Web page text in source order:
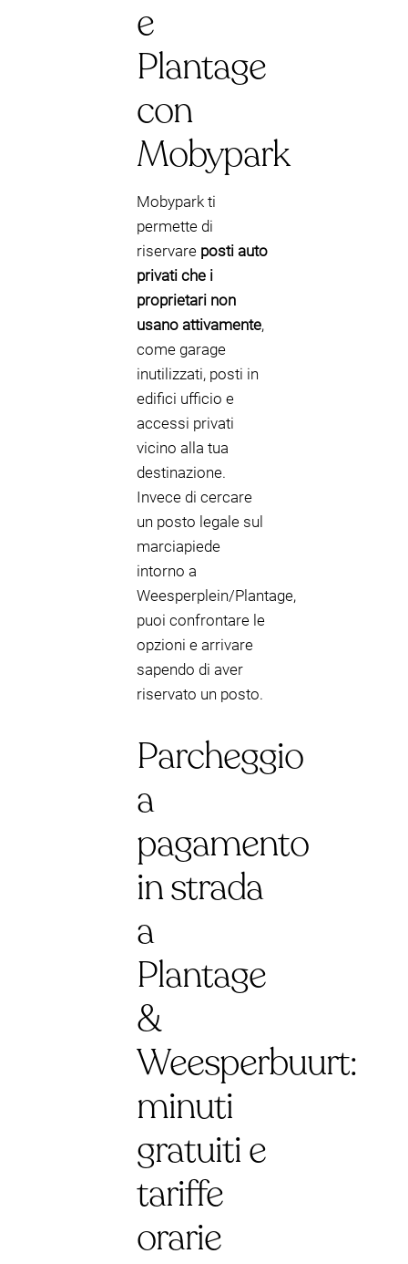
e
Plantage
con
Mobypark
Mobypark ti
permette di
riservare posti auto
privati che i
proprietari non
usano attivamente,
come garage
inutilizzati, posti in
edifici ufficio e
accessi privati
vicino alla tua
destinazione.
Invece di cercare
un posto legale sul
marciapiede
intorno a
Weesperplein/Plantage,
puoi confrontare le
opzioni e arrivare
sapendo di aver
riservato un posto.
Parcheggio
a
pagamento
in strada
a
Plantage
&
Weesperbuurt:
minuti
gratuiti e
tariffe
orarie